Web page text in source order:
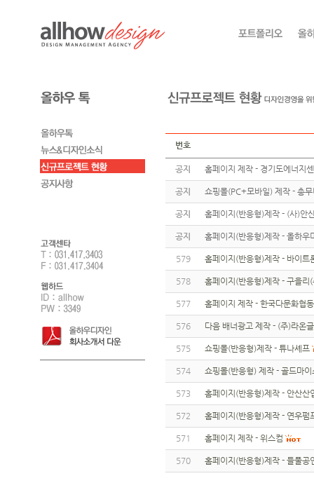
번호
공지 홈페이지 제작 - 경기도에너지
공지 쇼핑몰(PC+모바일) 제작 - 총
공지 홈페이지(반응형)제작 - (사)안
공지 홈페이지(반응형)제작 - 올하우
579 홈페이지(반응형)제작 - 바이
578 홈페이지(반응형)제작 - 구을리
577 홈페이지 제작 - 한국다문화협
576 다음 배너광고 제작 - (주)라온
575 쇼핑몰(반응형)제작 - 튜나셰프
574 쇼핑몰(반응형) 제작 - 골드마이
573 홈페이지(반응형)제작 - 안산산
572 홈페이지(반응형)제작 - 연우펌
571 홈페이지 제작 - 위스컴
570 홈페이지(반응형)제작 - 들풀공